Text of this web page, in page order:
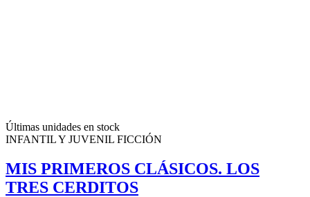
Últimas unidades en stock
INFANTIL Y JUVENIL FICCIÓN
MIS PRIMEROS CLÁSICOS. LOS
TRES CERDITOS